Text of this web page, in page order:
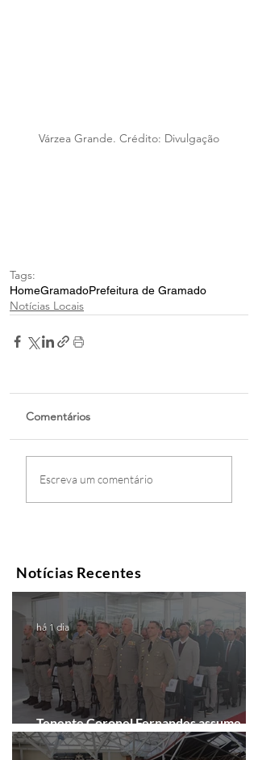
Várzea Grande. Crédito: Divulgação
Tags:
HomeGramadoPrefeitura de Gramado
Notícias Locais
Comentários
Escreva um comentário
Notícias Recentes
Tenente Coronel Fernandes assume
comando do 41º BPM em Gramado
há 1 dia